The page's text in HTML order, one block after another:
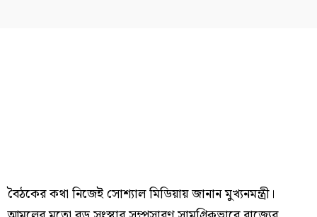
বৈঠকের কথা নিজেই সোশ্যাল মিডিয়ায় জানান মুখ্যনমন্ত্রী।